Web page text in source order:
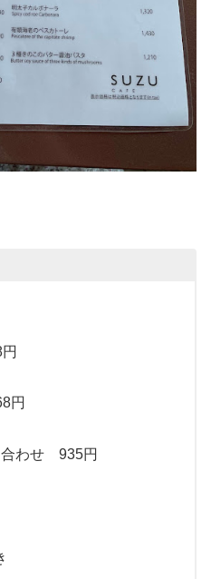
円
合わせ 935円